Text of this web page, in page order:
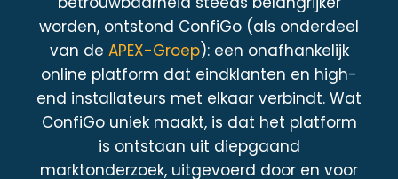
worden, ontstond ConfiGo (als onderdeel
van de APEX-Groep): een onafhankelijk
online platform dat eindklanten en high-
end installateurs met elkaar verbindt. Wat
ConfiGo uniek maakt, is dat het platform
is ontstaan uit diepgaand
marktonderzoek, uitgevoerd door en voor